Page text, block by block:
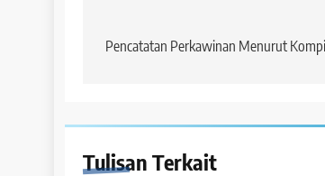
pos
Pencatatan Perkawinan Menurut
Tulisan Terkait
HUKUM